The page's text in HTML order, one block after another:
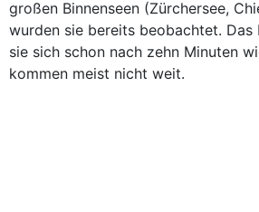
großen Binnenseen (Zürchersee,
wurden sie bereits beobachtet. Das
sie sich schon nach zehn Minuten
kommen meist nicht weit.